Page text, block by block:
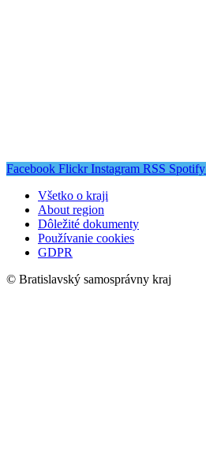
Facebook Flickr Instagram RSS Spotify
Všetko o kraji
About region
Dôležité dokumenty
Používanie cookies
GDPR
© Bratislavský samosprávny kraj